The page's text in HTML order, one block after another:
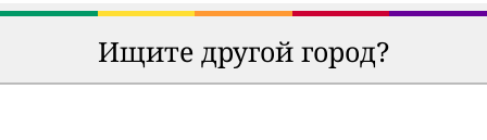
Ищите другой город?